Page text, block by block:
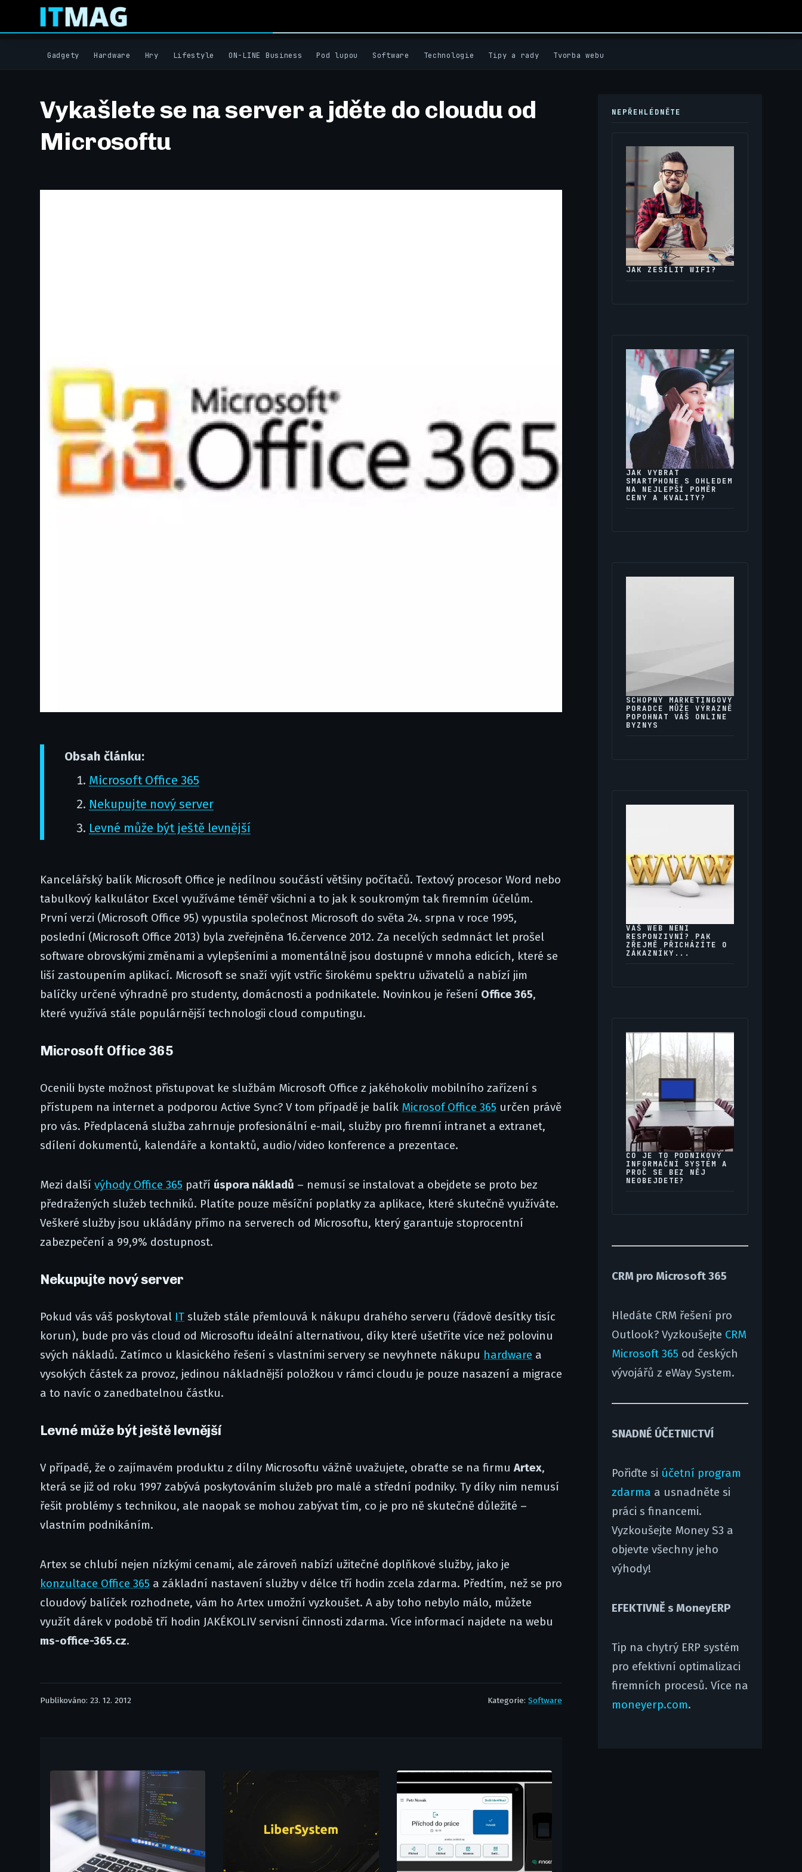
Gadgety Hardware Hry Lifestyle ON-LINE Business Pod lupou Software Technologie Tipy a rady Tvorba webu
Vykašlete se na server a jděte do cloudu od
Microsoftu
Obsah článku:
Microsoft Office 365
Nekupujte nový server
Levné může být ještě levnější
Kancelářský balík Microsoft Office je nedílnou součástí většiny počítačů. Textový procesor Word nebo
tabulkový kalkulátor Excel využíváme téměř všichni a to jak k soukromým tak firemním účelům.
První verzi (Microsoft Office 95) vypustila společnost Microsoft do světa 24. srpna v roce 1995,
poslední (Microsoft Office 2013) byla zveřejněna 16.července 2012. Za necelých sedmnáct let prošel
software obrovskými změnami a vylepšeními a momentálně jsou dostupné v mnoha edicích, které se
liší zastoupením aplikací. Microsoft se snaží vyjít vstříc širokému spektru uživatelů a nabízí jim
balíčky určené výhradně pro studenty, domácnosti a podnikatele. Novinkou je řešení Office 365,
které využívá stále populárnější technologii cloud computingu.
Microsoft Office 365
Ocenili byste možnost přistupovat ke službám Microsoft Office z jakéhokoliv mobilního zařízení s
přístupem na internet a podporou Active Sync? V tom případě je balík Microsof Office 365 určen právě
pro vás. Předplacená služba zahrnuje profesionální e-mail, služby pro firemní intranet a extranet,
sdílení dokumentů, kalendáře a kontaktů, audio/video konference a prezentace.
Mezi další výhody Office 365 patří úspora nákladů – nemusí se instalovat a obejdete se proto bez
předražených služeb techniků. Platíte pouze měsíční poplatky za aplikace, které skutečně využíváte.
Veškeré služby jsou ukládány přímo na serverech od Microsoftu, který garantuje stoprocentní
zabezpečení a 99,9% dostupnost.
Nekupujte nový server
Pokud vás váš poskytoval IT služeb stále přemlouvá k nákupu drahého serveru (řádově desítky tisíc
korun), bude pro vás cloud od Microsoftu ideální alternativou, díky které ušetříte více než polovinu
svých nákladů. Zatímco u klasického řešení s vlastními servery se nevyhnete nákupu hardware a
vysokých částek za provoz, jedinou nákladnější položkou v rámci cloudu je pouze nasazení a migrace
a to navíc o zanedbatelnou částku.
Levné může být ještě levnější
V případě, že o zajímavém produktu z dílny Microsoftu vážně uvažujete, obraťte se na firmu Artex,
která se již od roku 1997 zabývá poskytováním služeb pro malé a střední podniky. Ty díky nim nemusí
řešit problémy s technikou, ale naopak se mohou zabývat tím, co je pro ně skutečně důležité –
vlastním podnikáním.
Artex se chlubí nejen nízkými cenami, ale zároveň nabízí užitečné doplňkové služby, jako je
konzultace Office 365 a základní nastavení služby v délce tří hodin zcela zdarma. Předtím, než se pro
cloudový balíček rozhodnete, vám ho Artex umožní vyzkoušet. A aby toho nebylo málo, můžete
využít dárek v podobě tří hodin JAKÉKOLIV servisní činnosti zdarma. Více informací najdete na webu
ms-office-365.cz.
Publikováno: 23. 12. 2012 Kategorie: Software
NEPŘEHLÉDNĚTE
JAK ZESÍLIT WIFI?
JAK VYBRAT
SMARTPHONE S OHLEDEM
NA NEJLEPŠÍ POMĚR
CENY A KVALITY?
SCHOPNÝ MARKETINGOVÝ
PORADCE MŮŽE VÝRAZNĚ
POPOHNAT VÁŠ ONLINE
BYZNYS
VÁŠ WEB NENÍ
RESPONZIVNÍ? PAK
ZŘEJMĚ PŘICHÁZÍTE O
ZÁKAZNÍKY...
CO JE TO PODNIKOVÝ
INFORMAČNÍ SYSTÉM A
PROČ SE BEZ NĚJ
NEOBEJDETE?
CRM pro Microsoft 365
Hledáte CRM řešení pro
Outlook? Vyzkoušejte CRM
Microsoft 365 od českých
vývojářů z eWay System.
SNADNÉ ÚČETNICTVÍ
Pořiďte si účetní program
zdarma a usnadněte si
práci s financemi.
Vyzkoušejte Money S3 a
objevte všechny jeho
výhody!
EFEKTIVNĚ s MoneyERP
Tip na chytrý ERP systém
pro efektivní optimalizaci
firemních procesů. Více na
moneyerp.com.